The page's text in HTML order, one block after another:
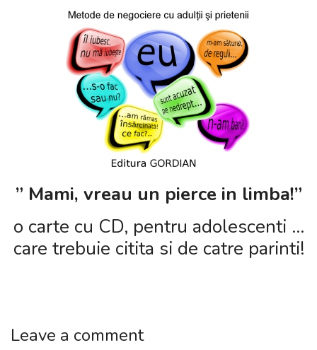
” Mami, vreau un pierce in limba!”
o carte cu CD, pentru adolescenti …
care trebuie citita si de catre parinti!
Leave a comment